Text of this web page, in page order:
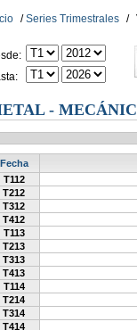
/ Series Trimestrales /
-
Fecha
T112
T212
T312
T412
T113
T213
T313
T413
T114
T214
T314
T414